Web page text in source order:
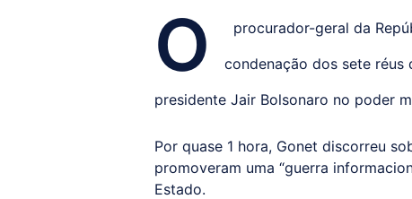
O
procurador-geral da
condenação dos sete
presidente Jair Bolsonaro no poder
Por quase 1 hora, Gonet discorreu
promoveram uma “guerra
Estado.